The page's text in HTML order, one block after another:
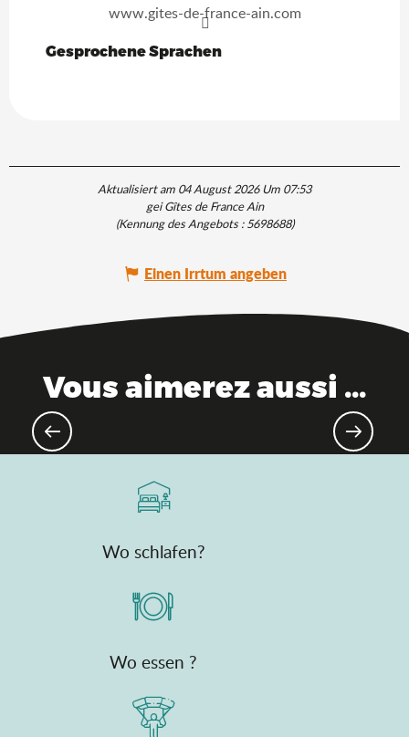
www.gites-de-france-ain.com
Gesprochene Sprachen
Gesprochene Sprachen
Aktualisiert am 04 August 2026 Um 07:53
gei Gîtes de France Ain
(Kennung des Angebots :5698688)
Einen Irrtum angeben
Vous aimerez aussi ...
Eskapaden im Frühling, frische Luft
Wo schlafen?
Wo essen ?